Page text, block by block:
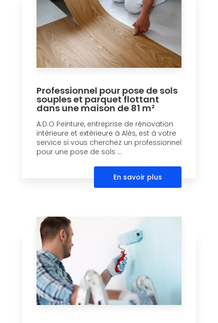
Professionnel pour pose de sols
souples et parquet flottant
dans une maison de 81 m²
A.D.O Peinture, entreprise de rénovation
intérieure et extérieure à Alès, est à votre
service si vous cherchez un professionnel
pour une pose de sols ...
En savoir plus